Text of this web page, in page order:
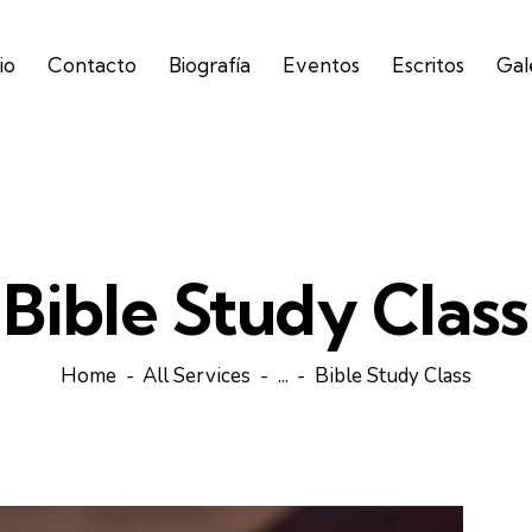
Contacto Biografía Eventos Escritos
Bible Study Class
Home All Services ... Bible Study Class